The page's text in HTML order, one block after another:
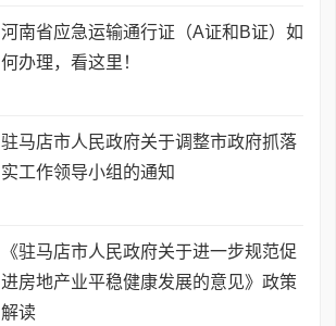
河南省应急运输通行证（A证和B证）如
何办理，看这里！
驻马店市人民政府关于调整市政府抓落
实工作领导小组的通知
《驻马店市人民政府关于进一步规范促
进房地产业平稳健康发展的意见》政策
解读